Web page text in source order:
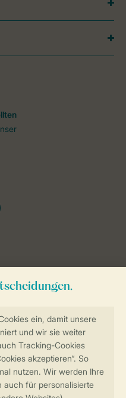
Buchung